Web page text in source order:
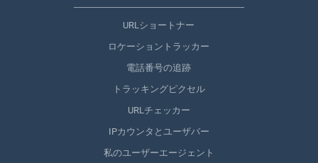
URLショートナー
ロケーショントラッカー
電話番号の追跡
トラッキングピクセル
URLチェッカー
IPカウンタとユーザバー
私のユーザーエージェント